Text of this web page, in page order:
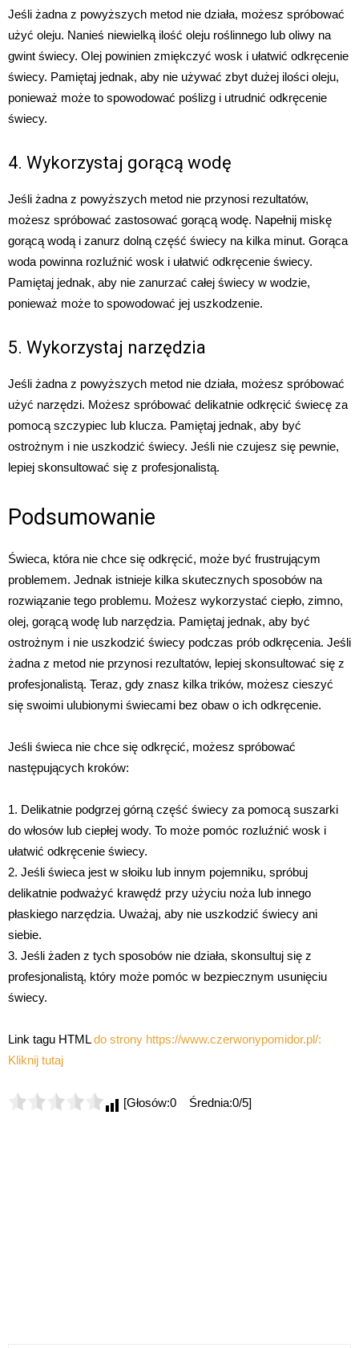
Jeśli żadna z powyższych metod nie działa, możesz spróbować
użyć oleju. Nanieś niewielką ilość oleju roślinnego lub oliwy na
gwint świecy. Olej powinien zmiękczyć wosk i ułatwić odkręcenie
świecy. Pamiętaj jednak, aby nie używać zbyt dużej ilości oleju,
ponieważ może to spowodować poślizg i utrudnić odkręcenie
świecy.
4. Wykorzystaj gorącą wodę
Jeśli żadna z powyższych metod nie przynosi rezultatów,
możesz spróbować zastosować gorącą wodę. Napełnij miskę
gorącą wodą i zanurz dolną część świecy na kilka minut. Gorąca
woda powinna rozluźnić wosk i ułatwić odkręcenie świecy.
Pamiętaj jednak, aby nie zanurzać całej świecy w wodzie,
ponieważ może to spowodować jej uszkodzenie.
5. Wykorzystaj narzędzia
Jeśli żadna z powyższych metod nie działa, możesz spróbować
użyć narzędzi. Możesz spróbować delikatnie odkręcić świecę za
pomocą szczypiec lub klucza. Pamiętaj jednak, aby być
ostrożnym i nie uszkodzić świecy. Jeśli nie czujesz się pewnie,
lepiej skonsultować się z profesjonalistą.
Podsumowanie
Świeca, która nie chce się odkręcić, może być frustrującym
problemem. Jednak istnieje kilka skutecznych sposobów na
rozwiązanie tego problemu. Możesz wykorzystać ciepło, zimno,
olej, gorącą wodę lub narzędzia. Pamiętaj jednak, aby być
ostrożnym i nie uszkodzić świecy podczas prób odkręcenia. Jeśli
żadna z metod nie przynosi rezultatów, lepiej skonsultować się z
profesjonalistą. Teraz, gdy znasz kilka trików, możesz cieszyć
się swoimi ulubionymi świecami bez obaw o ich odkręcenie.
Jeśli świeca nie chce się odkręcić, możesz spróbować
następujących kroków:
1. Delikatnie podgrzej górną część świecy za pomocą suszarki
do włosów lub ciepłej wody. To może pomóc rozluźnić wosk i
ułatwić odkręcenie świecy.
2. Jeśli świeca jest w słoiku lub innym pojemniku, spróbuj
delikatnie podważyć krawędź przy użyciu noża lub innego
płaskiego narzędzia. Uważaj, aby nie uszkodzić świecy ani
siebie.
3. Jeśli żaden z tych sposobów nie działa, skonsultuj się z
profesjonalistą, który może pomóc w bezpiecznym usunięciu
świecy.
Link tagu HTMLdo strony https://www.czerwonypomidor.pl/:
Kliknij tutaj
[Głosów:0 Średnia:0/5]